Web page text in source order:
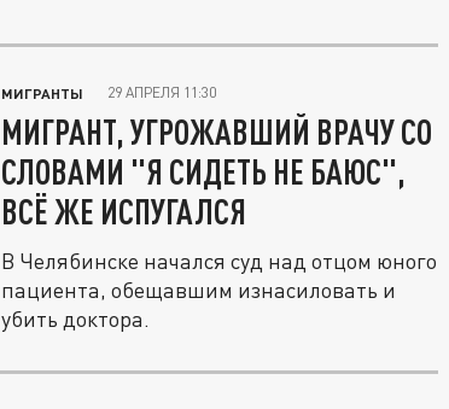
МИГРАНТЫ 29 АПРЕЛЯ 11:30
МИГРАНТ, УГРОЖАВШИЙ ВРАЧУ СО
СЛОВАМИ "Я СИДЕТЬ НЕ БАЮС",
ВСЁ ЖЕ ИСПУГАЛСЯ
В Челябинске начался суд над отцом юного
пациента, обещавшим изнасиловать и
убить доктора.